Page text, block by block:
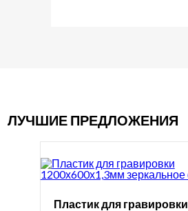
ЛУЧШИЕ ПРЕДЛОЖЕНИЯ
Пластик для гравировки